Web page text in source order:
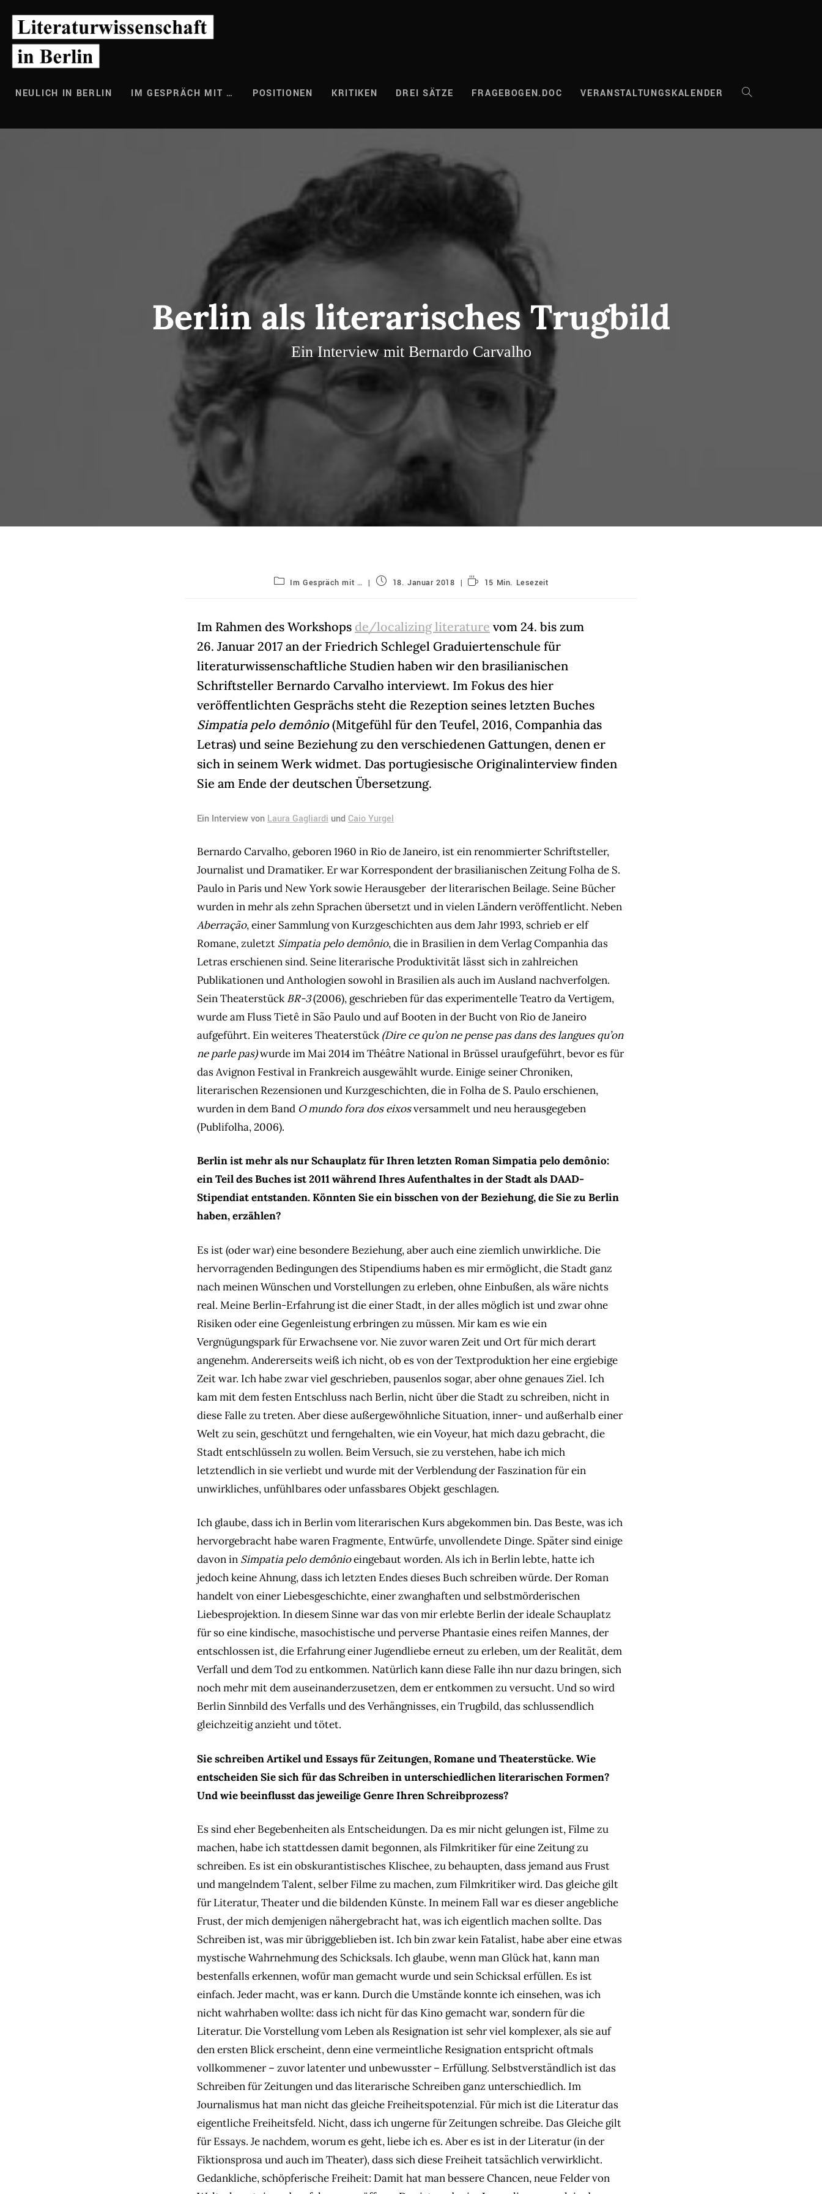
Inhalt
springen
NEULICH IN BERLIN IM GESPRÄCH MIT … POSITIONEN KRITIKEN DREI SÄTZE FRAGEBOGEN.DOC VERANSTALTUNGSKALENDER WEBSITE-
Berlin als literarisches Trugbild
Ein Interview mit Bernardo Carvalho
Beitrags-Im Gespräch mit …
Beitrag18. Januar 2018 Lesedauer:
15 Min. Lesezeit
Im Rahmen des Workshops de/localizing literature vom 24. bis zum
26. Januar 2017 an der Friedrich Schlegel Graduiertenschule für
literaturwissenschaftliche Studien haben wir den brasilianischen
Schriftsteller Bernardo Carvalho interviewt. Im Fokus des hier
veröffentlichten Gesprächs steht die Rezeption seines letzten Buches
Simpatia pelo demônio(Mitgefühl für den Teufel, 2016, Companhia das
Letras) und seine Beziehung zu den verschiedenen Gattungen, denen er
sich in seinem Werk widmet. Das portugiesische Originalinterview finden
Sie am Ende der deutschen Übersetzung.
Ein Interview von Laura Gagliardi und Caio Yurgel
Bernardo Carvalho, geboren 1960 in Rio de Janeiro, ist ein renommierter Schriftsteller,
Journalist und Dramatiker. Er war Korrespondent der brasilianischen Zeitung Folha de S.
Paulo in Paris und New York sowie Herausgeber der literarischen Beilage. Seine Bücher
wurden in mehr als zehn Sprachen übersetzt und in vielen Ländern veröffentlicht. Neben
Aberração, einer Sammlung von Kurzgeschichten aus dem Jahr 1993, schrieb er elf
Romane, zuletzt Simpatia pelo demônio, die in Brasilien in dem Verlag Companhia das
Letras erschienen sind. Seine literarische Produktivität lässt sich in zahlreichen
Publikationen und Anthologien sowohl in Brasilien als auch im Ausland nachverfolgen.
Sein Theaterstück BR-3(2006), geschrieben für das experimentelle Teatro da Vertigem,
wurde am Fluss Tietê in São Paulo und auf Booten in der Bucht von Rio de Janeiro
aufgeführt. Ein weiteres Theaterstück (Dire ce qu’on ne pense pas dans des langues qu’on
ne parle pas)wurde im Mai 2014 im Théâtre National in Brüssel uraufgeführt, bevor es für
das Avignon Festival in Frankreich ausgewählt wurde. Einige seiner Chroniken,
literarischen Rezensionen und Kurzgeschichten, die in Folha de S. Paulo erschienen,
wurden in dem Band O mundo fora dos eixosversammelt und neu herausgegeben
(Publifolha, 2006).
Berlin ist mehr als nur Schauplatz für Ihren letzten Roman Simpatia pelo demônio:
ein Teil des Buches ist 2011 während Ihres Aufenthaltes in der Stadt als DAAD-
Stipendiat entstanden. Könnten Sie ein bisschen von der Beziehung, die Sie zu Berlin
haben, erzählen?
Es ist (oder war) eine besondere Beziehung, aber auch eine ziemlich unwirkliche. Die
hervorragenden Bedingungen des Stipendiums haben es mir ermöglicht, die Stadt ganz
nach meinen Wünschen und Vorstellungen zu erleben, ohne Einbußen, als wäre nichts
real. Meine Berlin-Erfahrung ist die einer Stadt, in der alles möglich ist und zwar ohne
Risiken oder eine Gegenleistung erbringen zu müssen. Mir kam es wie ein
Vergnügungspark für Erwachsene vor. Nie zuvor waren Zeit und Ort für mich derart
angenehm. Andererseits weiß ich nicht, ob es von der Textproduktion her eine ergiebige
Zeit war. Ich habe zwar viel geschrieben, pausenlos sogar, aber ohne genaues Ziel. Ich
kam mit dem festen Entschluss nach Berlin, nicht über die Stadt zu schreiben, nicht in
diese Falle zu treten. Aber diese außergewöhnliche Situation, inner- und außerhalb einer
Welt zu sein, geschützt und ferngehalten, wie ein Voyeur, hat mich dazu gebracht, die
Stadt entschlüsseln zu wollen. Beim Versuch, sie zu verstehen, habe ich mich
letztendlich in sie verliebt und wurde mit der Verblendung der Faszination für ein
unwirkliches, unfühlbares oder unfassbares Objekt geschlagen.
Ich glaube, dass ich in Berlin vom literarischen Kurs abgekommen bin. Das Beste, was ich
hervorgebracht habe waren Fragmente, Entwürfe, unvollendete Dinge. Später sind einige
davon in Simpatia pelo demônioeingebaut worden. Als ich in Berlin lebte, hatte ich
jedoch keine Ahnung, dass ich letzten Endes dieses Buch schreiben würde. Der Roman
handelt von einer Liebesgeschichte, einer zwanghaften und selbstmörderischen
Liebesprojektion. In diesem Sinne war das von mir erlebte Berlin der ideale Schauplatz
für so eine kindische, masochistische und perverse Phantasie eines reifen Mannes, der
entschlossen ist, die Erfahrung einer Jugendliebe erneut zu erleben, um der Realität, dem
Verfall und dem Tod zu entkommen. Natürlich kann diese Falle ihn nur dazu bringen, sich
noch mehr mit dem auseinanderzusetzen, dem er entkommen zu versucht. Und so wird
Berlin Sinnbild des Verfalls und des Verhängnisses, ein Trugbild, das schlussendlich
gleichzeitig anzieht und tötet.
Sie schreiben Artikel und Essays für Zeitungen, Romane und Theaterstücke. Wie
entscheiden Sie sich für das Schreiben in unterschiedlichen literarischen Formen?
Und wie beeinflusst das jeweilige Genre Ihren Schreibprozess?
Es sind eher Begebenheiten als Entscheidungen. Da es mir nicht gelungen ist, Filme zu
machen, habe ich stattdessen damit begonnen, als Filmkritiker für eine Zeitung zu
schreiben. Es ist ein obskurantistisches Klischee, zu behaupten, dass jemand aus Frust
und mangelndem Talent, selber Filme zu machen, zum Filmkritiker wird. Das gleiche gilt
für Literatur, Theater und die bildenden Künste. In meinem Fall war es dieser angebliche
Frust, der mich demjenigen nähergebracht hat, was ich eigentlich machen sollte. Das
Schreiben ist, was mir übriggeblieben ist. Ich bin zwar kein Fatalist, habe aber eine etwas
mystische Wahrnehmung des Schicksals. Ich glaube, wenn man Glück hat, kann man
bestenfalls erkennen, wofür man gemacht wurde und sein Schicksal erfüllen. Es ist
einfach. Jeder macht, was er kann. Durch die Umstände konnte ich einsehen, was ich
nicht wahrhaben wollte: dass ich nicht für das Kino gemacht war, sondern für die
Literatur. Die Vorstellung vom Leben als Resignation ist sehr viel komplexer, als sie auf
den ersten Blick erscheint, denn eine vermeintliche Resignation entspricht oftmals
vollkommener – zuvor latenter und unbewusster – Erfüllung. Selbstverständlich ist das
Schreiben für Zeitungen und das literarische Schreiben ganz unterschiedlich. Im
Journalismus hat man nicht das gleiche Freiheitspotenzial. Für mich ist die Literatur das
eigentliche Freiheitsfeld. Nicht, dass ich ungerne für Zeitungen schreibe. Das Gleiche gilt
für Essays. Je nachdem, worum es geht, liebe ich es. Aber es ist in der Literatur (in der
Fiktionsprosa und auch im Theater), dass sich diese Freiheit tatsächlich verwirklicht.
Gedankliche, schöpferische Freiheit: Damit hat man bessere Chancen, neue Felder von